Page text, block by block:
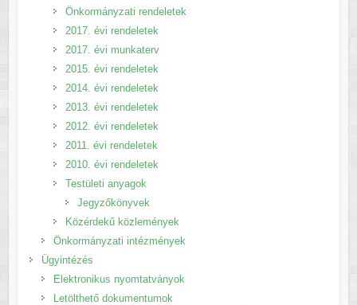
Önkormányzati rendeletek
2017. évi rendeletek
2017. évi munkaterv
2015. évi rendeletek
2014. évi rendeletek
2013. évi rendeletek
2012. évi rendeletek
2011. évi rendeletek
2010. évi rendeletek
Testületi anyagok
Jegyzőkönyvek
Közérdekű közlemények
Önkormányzati intézmények
Ügyintézés
Elektronikus nyomtatványok
Letölthető dokumentumok